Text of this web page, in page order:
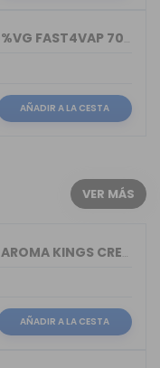
BASE GLICERINA 100%VG FAST4VAP 70ML O...
AÑADIR A LA CESTA
VER MÁS
DON JUAN RESERVE AROMA KINGS CREST 30ML
AÑADIR A LA CESTA